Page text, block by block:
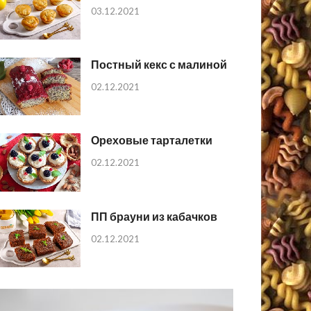
03.12.2021
Постный кекс с малиной
02.12.2021
Ореховые тарталетки
02.12.2021
ПП брауни из кабачков
02.12.2021